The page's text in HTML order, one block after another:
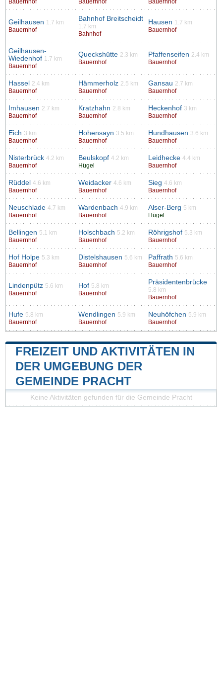
Bauernhof
Bauernhof
Bauernhof
Geilhausen 1.7 km
Bauernhof
Bahnhof Breitscheidt
1.7 km
Bahnhof
Hausen 1.7 km
Bauernhof
Geilhausen-
Wiedenhof 1.7 km
Bauernhof
Queckshütte 2.3 km
Bauernhof
Pfaffenseifen 2.4 km
Bauernhof
Hassel
2.4 km
Bauernhof
Hämmerholz 2.5 km
Bauernhof
Gansau 2.7 km
Bauernhof
Imhausen 2.7 km
Bauernhof
Kratzhahn 2.8 km
Bauernhof
Heckenhof 3 km
Bauernhof
Eich 3 km
Bauernhof
Hohensayn 3.5 km
Bauernhof
Hundhausen 3.6 km
Bauernhof
Nisterbrück 4.2 km
Bauernhof
Beulskopf 4.2 km
Hügel
Leidhecke 4.4 km
Bauernhof
Rüddel 4.6 km
Bauernhof
Weidacker 4.6 km
Bauernhof
Sieg 4.6 km
Bauernhof
Neuschlade 4.7 km
Bauernhof
Wardenbach 4.9 km
Bauernhof
Alser-Berg 5 km
Hügel
Bellingen 5.1 km
Bauernhof
Holschbach 5.2 km
Bauernhof
Röhrigshof 5.3 km
Bauernhof
Hof Holpe 5.3 km
Bauernhof
Distelshausen 5.6 km
Bauernhof
Paffrath 5.6 km
Bauernhof
Lindenpütz 5.6 km
Bauernhof
Hof 5.8 km
Bauernhof
Präsidentenbrücke
5.8 km
Bauernhof
Hufe 5.8 km
Bauernhof
Wendlingen 5.9 km
Bauernhof
Neuhöfchen 5.9 km
Bauernhof
FREIZEIT UND AKTIVITÄTEN IN
DER UMGEBUNG DER
GEMEINDE PRACHT
Keine Aktivitäten gefunden für die Gemeinde Pracht